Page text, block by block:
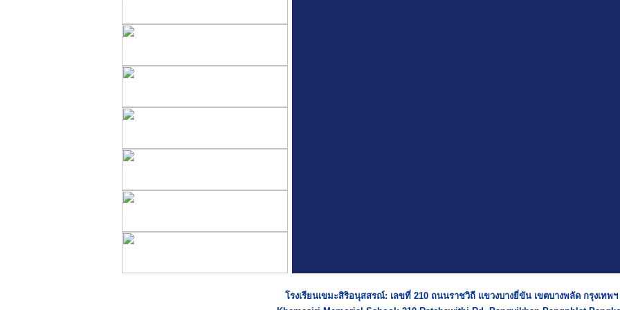
โรงเรียนเขมะสิริอนุสสรณ์: เลขที่ 210 ถนนราชวิถี แขวงบางยี่ขัน เขตบางพลัด กรุงเทพฯ